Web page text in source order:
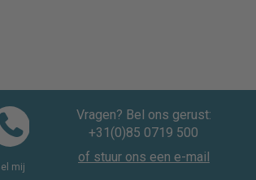
mij
Vragen? Bel ons gerust:
+31(0)85 0719 500
of stuur ons een e-mail